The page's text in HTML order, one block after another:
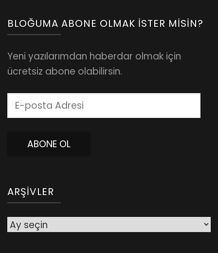
BLOĞUMA ABONE OLMAK İSTER MISIN?
Yeni yazılarımdan haberdar olmak için
ücretsiz abone olabilirsin.
E-
posta
ABONE OL
ARŞIVLER
Arşivler